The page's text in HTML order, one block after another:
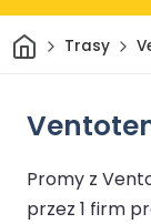
DomTrasy
Promy z
przez 1 firm